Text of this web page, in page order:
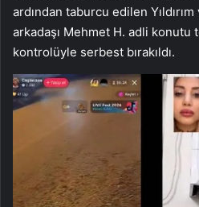
ardından taburcu edilen
arkadaşı Mehmet H. adli konutu
kontrolüyle serbest bırakıldı.